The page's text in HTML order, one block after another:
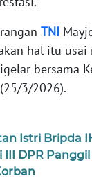
TNI
hal itu usai
bersama
3/2026).
Istri Bripda
III DPR